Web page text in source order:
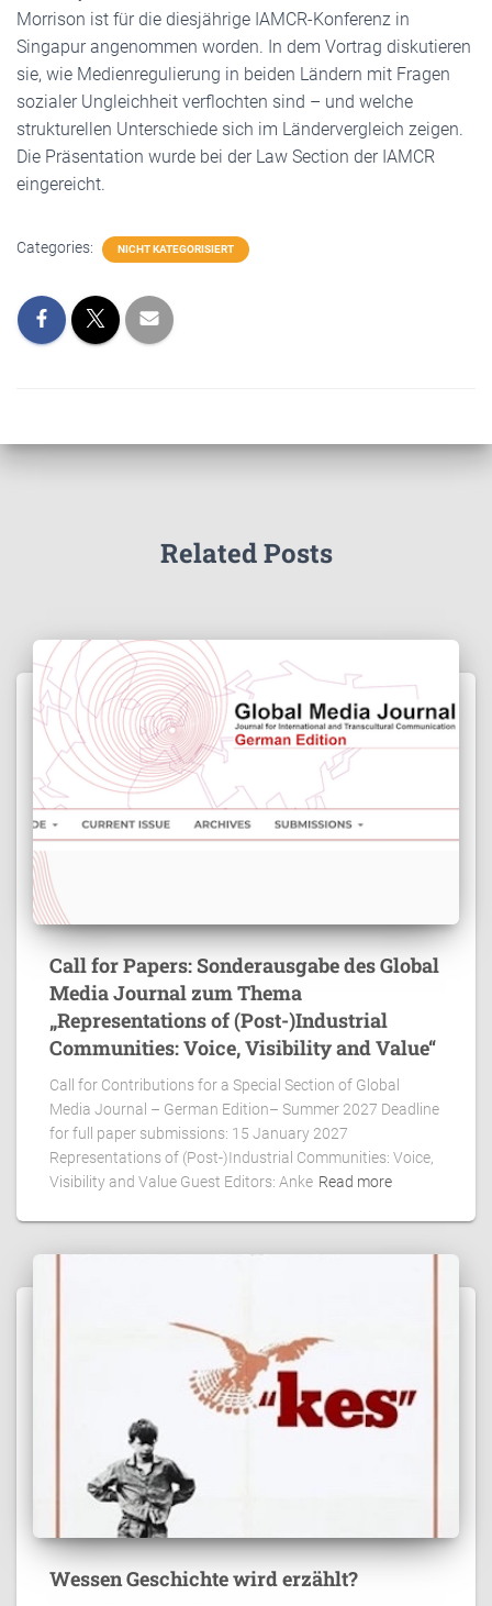
Morrison ist für die diesjährige IAMCR-Konferenz in
Singapur angenommen worden. In dem Vortrag diskutieren
sie, wie Medienregulierung in beiden Ländern mit Fragen
sozialer Ungleichheit verflochten sind – und welche
strukturellen Unterschiede sich im Ländervergleich zeigen.
Die Präsentation wurde bei der Law Section der IAMCR
eingereicht.
Categories: NICHT KATEGORISIERT
Related Posts
Call for Papers: Sonderausgabe des Global
Media Journal zum Thema
„Representations of (Post-)Industrial
Communities: Voice, Visibility and Value“
Call for Contributions for a Special Section of Global
Media Journal – German Edition– Summer 2027 Deadline
for full paper submissions: 15 January 2027
Representations of (Post-)Industrial Communities: Voice,
Visibility and Value Guest Editors: Anke Read more
Wessen Geschichte wird erzählt?